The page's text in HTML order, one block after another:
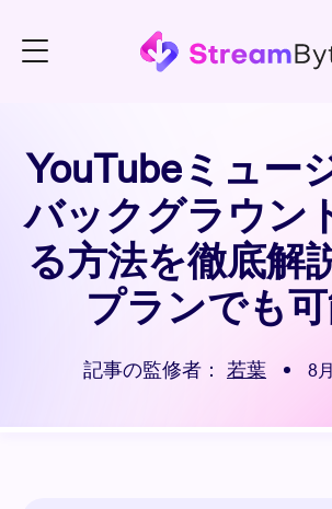
YouTubeミュー
バックグラウン
る方法を徹底解
プランでも可
記事の監修者： 若葉 8